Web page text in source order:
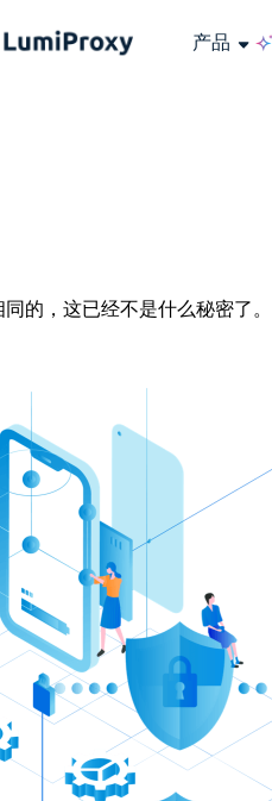
产品
的，这已经不是什么秘密了